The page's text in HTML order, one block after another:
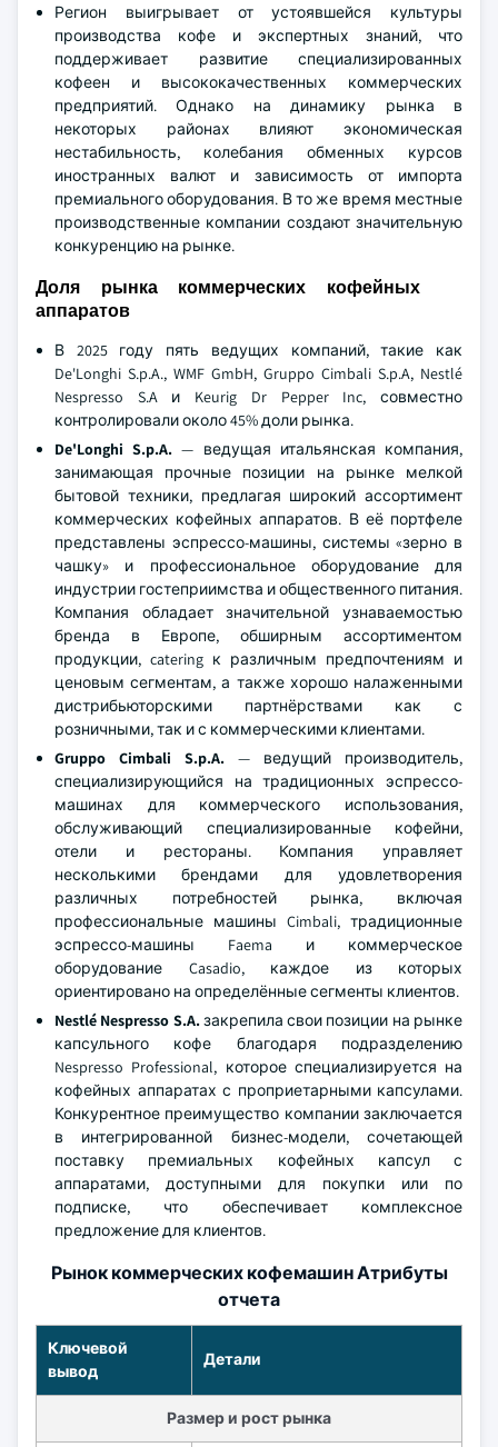
Регион выигрывает от устоявшейся культуры
производства кофе и экспертных знаний, что
поддерживает развитие специализированных
кофеен и высококачественных коммерческих
предприятий. Однако на динамику рынка в
некоторых районах влияют экономическая
нестабильность, колебания обменных курсов
иностранных валют и зависимость от импорта
премиального оборудования. В то же время местные
производственные компании создают значительную
конкуренцию на рынке.
Доля рынка коммерческих кофейных
аппаратов
В 2025 году пять ведущих компаний, такие как
De'Longhi S.p.A., WMF GmbH, Gruppo Cimbali S.p.A, Nestlé
Nespresso S.A и Keurig Dr Pepper Inc, совместно
контролировали около 45% доли рынка.
De'Longhi S.p.A. — ведущая итальянская компания,
занимающая прочные позиции на рынке мелкой
бытовой техники, предлагая широкий ассортимент
коммерческих кофейных аппаратов. В её портфеле
представлены эспрессо-машины, системы «зерно в
чашку» и профессиональное оборудование для
индустрии гостеприимства и общественного питания.
Компания обладает значительной узнаваемостью
бренда в Европе, обширным ассортиментом
продукции, catering к различным предпочтениям и
ценовым сегментам, а также хорошо налаженными
дистрибьюторскими партнёрствами как с
розничными, так и с коммерческими клиентами.
Gruppo Cimbali S.p.A. — ведущий производитель,
специализирующийся на традиционных эспрессо-
машинах для коммерческого использования,
обслуживающий специализированные кофейни,
отели и рестораны. Компания управляет
несколькими брендами для удовлетворения
различных потребностей рынка, включая
профессиональные машины Cimbali, традиционные
эспрессо-машины Faema и коммерческое
оборудование Casadio, каждое из которых
ориентировано на определённые сегменты клиентов.
Nestlé Nespresso S.A.закрепила свои позиции на рынке
капсульного кофе благодаря подразделению
Nespresso Professional, которое специализируется на
кофейных аппаратах с проприетарными капсулами.
Конкурентное преимущество компании заключается
в интегрированной бизнес-модели, сочетающей
поставку премиальных кофейных капсул с
аппаратами, доступными для покупки или по
подписке, что обеспечивает комплексное
предложение для клиентов.
Рынок коммерческих кофемашин Атрибуты
отчета
Ключевой
вывод
Детали
Размер и рост рынка